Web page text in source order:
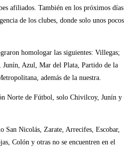
afiliados. También en los próximos días
de los clubes, donde solo unos pocos
homologar las siguientes: Villegas;
Junín, Azul, Mar del Plata, Partido de la
además de la nuestra.
Norte de Fútbol, solo Chivilcoy, Junín y
San Nicolás, Zarate, Arrecifes, Escobar,
Colón y otras no se encuentren en el